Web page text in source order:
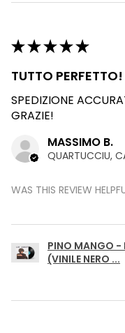
★★★★★
TUTTO PERFETTO!
SPEDIZIONE
GRAZIE!
MASSIMO B.
WAS THIS REVIEW
PINO MANGO -
(VINILE NERO ...